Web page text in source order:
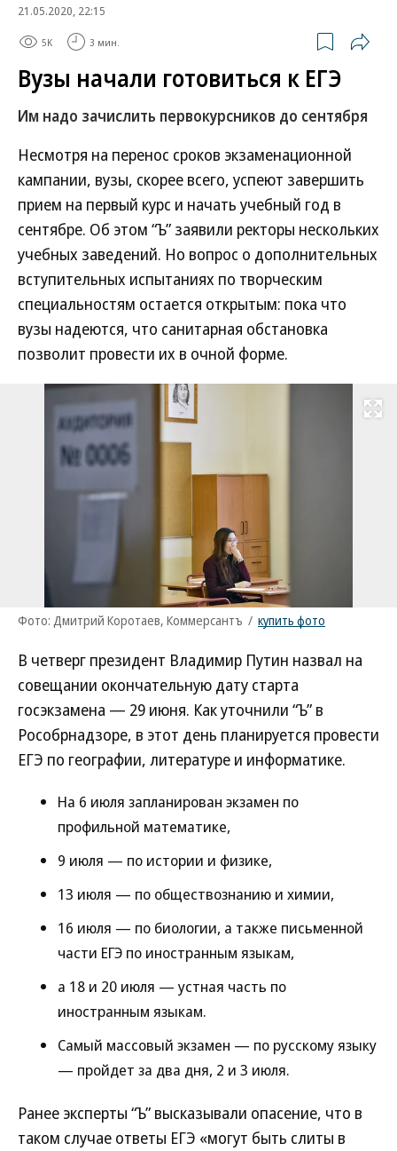
21.05.2020, 22:15
5K 3 мин.
Вузы начали готовиться к ЕГЭ
Им надо зачислить первокурсников до сентября
Несмотря на перенос сроков экзаменационной
кампании, вузы, скорее всего, успеют завершить
прием на первый курс и начать учебный год в
сентябре. Об этом “Ъ” заявили ректоры нескольких
учебных заведений. Но вопрос о дополнительных
вступительных испытаниях по творческим
специальностям остается открытым: пока что
вузы надеются, что санитарная обстановка
позволит провести их в очной форме.
Развернуть
Фото: Дмитрий Коротаев, Коммерсантъ / купить фото
В четверг президент Владимир Путин назвал на
совещании окончательную дату старта
госэкзамена — 29 июня. Как уточнили “Ъ” в
Рособрнадзоре, в этот день планируется провести
ЕГЭ по географии, литературе и информатике.
На 6 июля запланирован экзамен по
профильной математике,
9 июля — по истории и физике,
13 июля — по обществознанию и химии,
16 июля — по биологии, а также письменной
части ЕГЭ по иностранным языкам,
а 18 и 20 июля — устная часть по
иностранным языкам.
Самый массовый экзамен — по русскому языку
— пройдет за два дня, 2 и 3 июля.
Ранее эксперты “Ъ” высказывали опасение, что в
таком случае ответы ЕГЭ «могут быть слиты в